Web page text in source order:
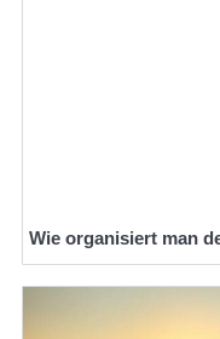
Wie organisiert man